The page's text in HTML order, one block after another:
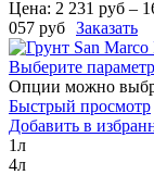
Цена: 2 231 руб –
057 руб Заказать
Выберите
Опции можно
Быстрый просмотр
Добавить в
1л
4л